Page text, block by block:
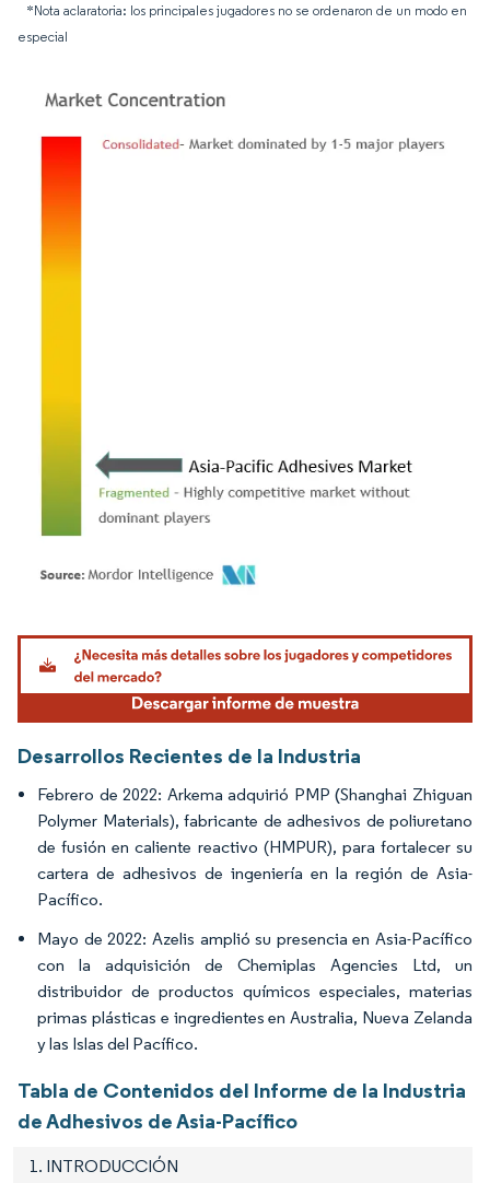
*Nota aclaratoria: los principales jugadores no se ordenaron de un modo en
especial
Imagen © Mordor Intelligence. El uso requiere atribución según CC BY 4.0.
Desarrollos Recientes de la Industria
Febrero de 2022: Arkema adquirió PMP (Shanghai Zhiguan
Polymer Materials), fabricante de adhesivos de poliuretano
de fusión en caliente reactivo (HMPUR), para fortalecer su
cartera de adhesivos de ingeniería en la región de Asia-
Pacífico.
Mayo de 2022: Azelis amplió su presencia en Asia-Pacífico
con la adquisición de Chemiplas Agencies Ltd, un
distribuidor de productos químicos especiales, materias
primas plásticas e ingredientes en Australia, Nueva Zelanda
y las Islas del Pacífico.
Tabla de Contenidos del Informe de la Industria
de Adhesivos de Asia-Pacífico
1. INTRODUCCIÓN